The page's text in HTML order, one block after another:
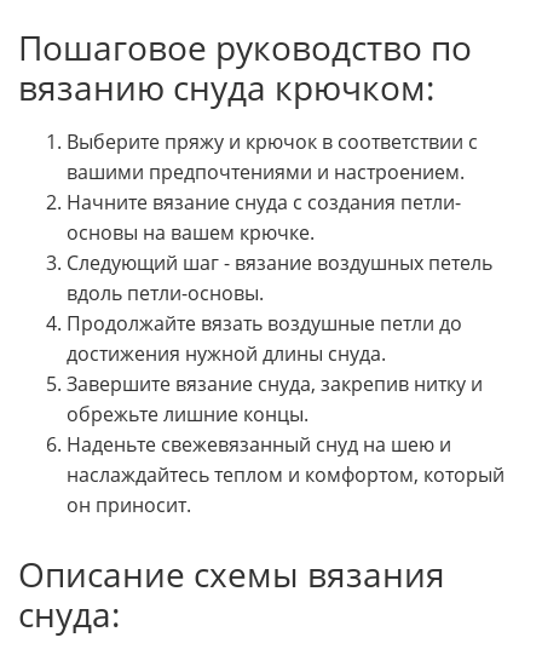
Пошаговое руководство по
вязанию снуда крючком:
Выберите пряжу и крючок в соответствии с
вашими предпочтениями и настроением.
Начните вязание снуда с создания петли-
основы на вашем крючке.
Следующий шаг - вязание воздушных петель
вдоль петли-основы.
Продолжайте вязать воздушные петли до
достижения нужной длины снуда.
Завершите вязание снуда, закрепив нитку и
обрежьте лишние концы.
Наденьте свежевязанный снуд на шею и
наслаждайтесь теплом и комфортом, который
он приносит.
Описание схемы вязания
снуда: